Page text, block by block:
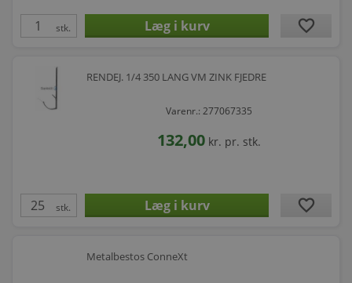
stk. favorite
RENDEJ. 1/4 350 LANG VM ZINK FJEDRE
Varenr.: 277067335
132,00 kr. pr. stk.
stk. favorite
Metalbestos ConneXt